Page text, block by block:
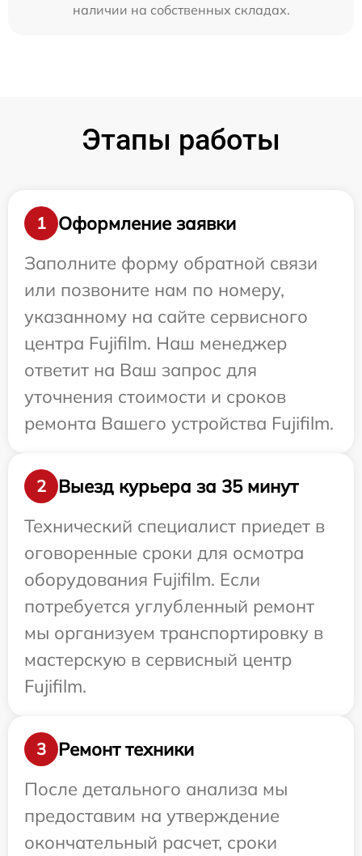
наличии на собственных складах.
Этапы работы
1
Оформление заявки
Заполните форму обратной связи
или позвоните нам по номеру,
указанному на сайте сервисного
центра Fujifilm. Наш менеджер
ответит на Ваш запрос для
уточнения стоимости и сроков
ремонта Вашего устройства Fujifilm.
2
Выезд курьера за 35 минут
Технический специалист приедет в
оговоренные сроки для осмотра
оборудования Fujifilm. Если
потребуется углубленный ремонт
мы организуем транспортировку в
мастерскую в сервисный центр
Fujifilm.
3
Ремонт техники
После детального анализа мы
предоставим на утверждение
окончательный расчет, сроки